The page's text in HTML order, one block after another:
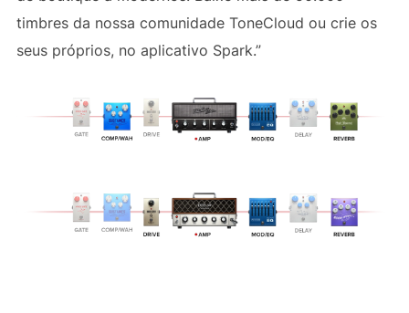
timbres da nossa comunidade ToneCloud ou crie os
seus próprios, no aplicativo Spark.”